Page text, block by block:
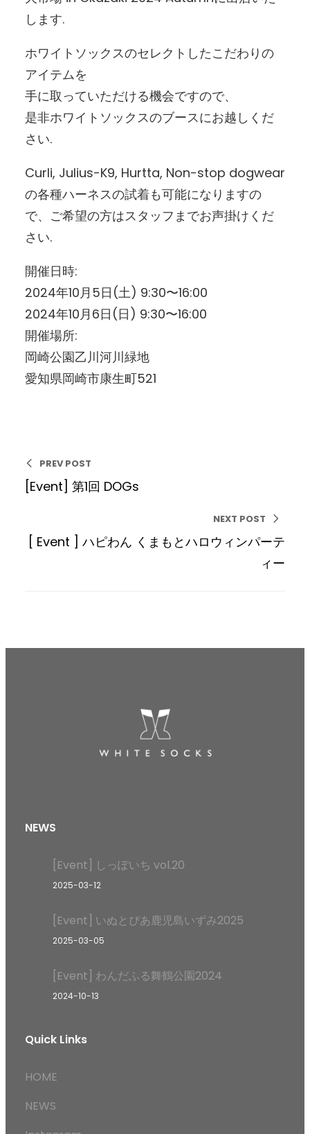
します.
ホワイトソックスのセレクトしたこだわりの
アイテムを
手に取っていただける機会ですので、
是非ホワイトソックスのブースにお越しくだ
さい.
Curli, Julius-K9, Hurtta, Non-stop dogwear
の各種ハーネスの試着も可能になりますの
で、ご希望の方はスタッフまでお声掛けくだ
さい.
開催日時:
2024年10月5日(土) 9:30〜16:00
2024年10月6日(日) 9:30〜16:00
開催場所:
岡崎公園乙川河川緑地
愛知県岡崎市康生町521
PREV POST
[Event] 第1回 DOGs
NEXT POST
[ Event ] ハピわん くまもとハロウィンパーテ
ィー
NEWS
[Event] しっぽいち vol.20
2025-03-12
[Event] いぬとぴあ鹿児島いずみ2025
2025-03-05
[Event] わんだふる舞鶴公園2024
2024-10-13
Quick Links
HOME
NEWS